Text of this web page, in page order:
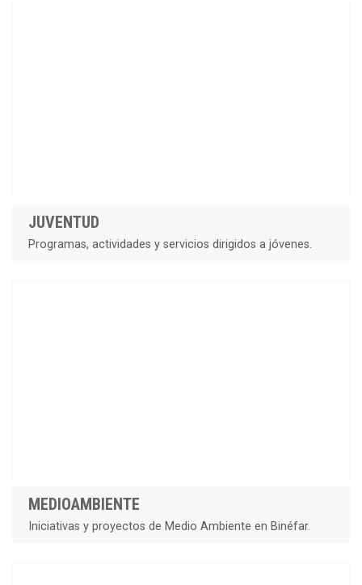
JUVENTUD
Programas, actividades y servicios dirigidos a jóvenes.
MEDIOAMBIENTE
Iniciativas y proyectos de Medio Ambiente en Binéfar.